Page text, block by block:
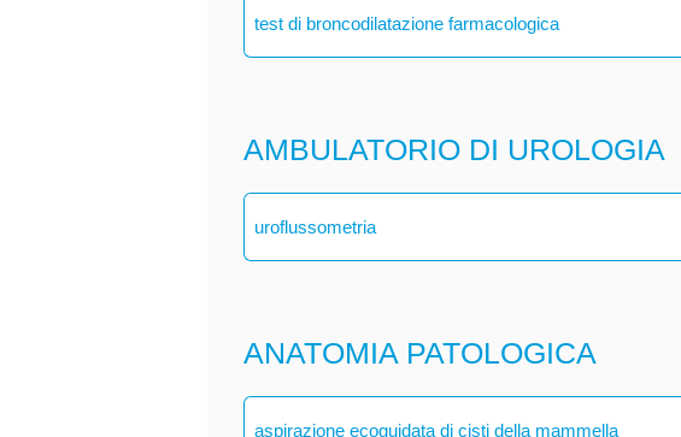
test di broncodilatazione farmacologica
AMBULATORIO DI UROLOGIA
uroflussometria
ANATOMIA PATOLOGICA
aspirazione ecoguidata di cisti della mammella